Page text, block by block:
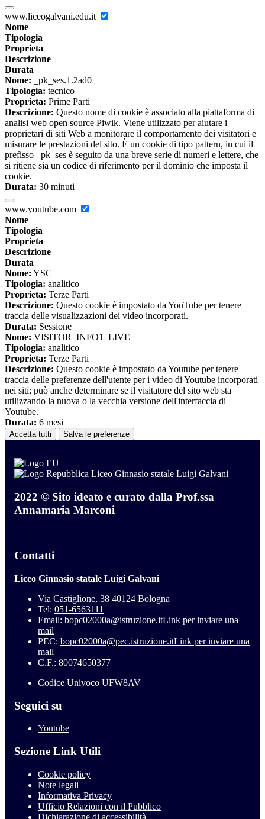
www.liceogalvani.edu.it
Nome
Tipologia
Proprieta
Descrizione
Durata
Nome: _pk_ses.1.2ad0
Tipologia: tecnico
Proprieta: Prime Parti
Descrizione: Questo nome di cookie è associato alla piattaforma di
analisi web open source Piwik. Viene utilizzato per aiutare i
proprietari di siti Web a monitorare il comportamento dei visitatori e
misurare le prestazioni del sito. È un cookie di tipo pattern, in cui il
prefisso _pk_ses è seguito da una breve serie di numeri e lettere, che
si ritiene sia un codice di riferimento per il dominio che imposta il
cookie.
Durata: 30 minuti
www.youtube.com
Nome
Tipologia
Proprieta
Descrizione
Durata
Nome: YSC
Tipologia: analitico
Proprieta: Terze Parti
Descrizione: Questo cookie è impostato da YouTube per tenere
traccia delle visualizzazioni dei video incorporati.
Durata: Sessione
Nome: VISITOR_INFO1_LIVE
Tipologia: analitico
Proprieta: Terze Parti
Descrizione: Questo cookie è impostato da Youtube per tenere
traccia delle preferenze dell'utente per i video di Youtube incorporati
nei siti; può anche determinare se il visitatore del sito web sta
utilizzando la nuova o la vecchia versione dell'interfaccia di
Youtube.
Durata: 6 mesi
Accetta tutti Salva le preferenze
Liceo Ginnasio statale Luigi Galvani
2022 © Sito ideato e curato dalla Prof.ssa
Annamaria Marconi
Contatti
Liceo Ginnasio statale Luigi Galvani
Via Castiglione, 38 40124 Bologna
Tel: 051-6563111
Email: bopc02000a@istruzione.itLink per inviare una
mail
PEC: bopc02000a@pec.istruzione.itLink per inviare una
mail
C.F.: 80074650377
Codice Univoco UFW8AV
Seguici su
Youtube
Sezione Link Utili
Cookie policy
Note legali
Informativa Privacy
Ufficio Relazioni con il Pubblico
Dichiarazione di accessibilità